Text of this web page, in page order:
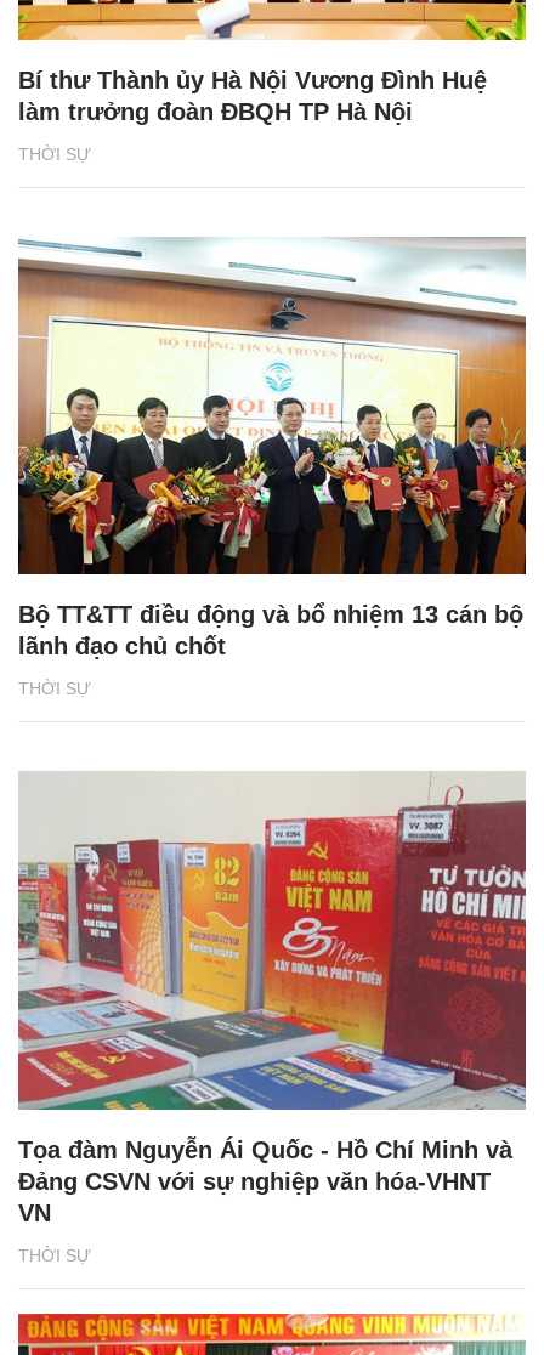
THỜI SỰ
Bí thư Thành ủy Hà Nội Vương Đình Huệ
làm trưởng đoàn ĐBQH TP Hà Nội
THỜI SỰ
Bộ TT&TT điều động và bổ nhiệm 13 cán bộ
lãnh đạo chủ chốt
THỜI SỰ
Tọa đàm Nguyễn Ái Quốc - Hồ Chí Minh và
Đảng CSVN với sự nghiệp văn hóa-VHNT
VN